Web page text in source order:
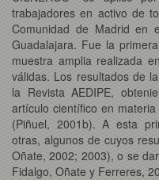
trabajadores en activo de
Comunidad de Madrid en
Guadalajara. Fue la
muestra amplia realizada
válidas. Los resultados de
la Revista AEDIPE,
artículo científico en
(Piñuel, 2001b). A esta
otras, algunos de cuyos
Oñate, 2002; 2003), o se
Fidalgo, Oñate y Ferreres,